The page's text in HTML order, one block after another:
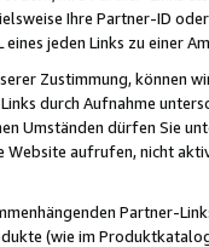
Ihre Partner-ID
eines jeden Links zu einer
Zustimmung, können
durch Aufnahme
Umständen dürfen Sie
aufrufen, nicht
Partner-
(wie im